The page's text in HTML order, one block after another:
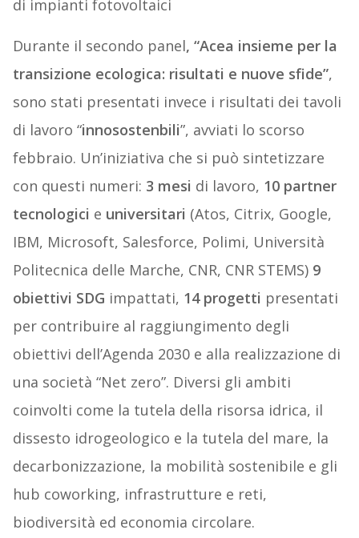
di impianti fotovoltaici
Durante il secondo panel, “Acea insieme per la
transizione ecologica: risultati e nuove sfide”,
sono stati presentati invece i risultati dei tavoli
di lavoro “innosostenbili”, avviati lo scorso
febbraio. Un’iniziativa che si può sintetizzare
con questi numeri: 3 mesi di lavoro, 10 partner
tecnologici e universitari (Atos, Citrix, Google,
IBM, Microsoft, Salesforce, Polimi, Università
Politecnica delle Marche, CNR, CNR STEMS) 9
obiettivi SDG impattati, 14 progetti presentati
per contribuire al raggiungimento degli
obiettivi dell’Agenda 2030 e alla realizzazione di
una società “Net zero”. Diversi gli ambiti
coinvolti come la tutela della risorsa idrica, il
dissesto idrogeologico e la tutela del mare, la
decarbonizzazione, la mobilità sostenibile e gli
hub coworking, infrastrutture e reti,
biodiversità ed economia circolare.